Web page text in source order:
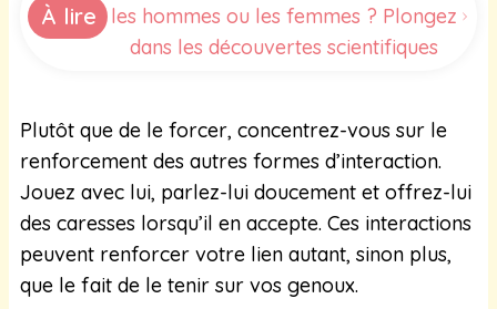
À lire
les hommes ou les femmes ? Plongez
dans les découvertes scientifiques
Plutôt que de le forcer, concentrez-vous sur le
renforcement des autres formes d’interaction.
Jouez avec lui, parlez-lui doucement et offrez-lui
des caresses lorsqu’il en accepte. Ces interactions
peuvent renforcer votre lien autant, sinon plus,
que le fait de le tenir sur vos genoux.